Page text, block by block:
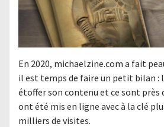
En 2020, michaelzine.com a fait
il est temps de faire un petit bilan :
étoffer son contenu et ce sont près
ont été mis en ligne avec à la clé
milliers de visites.